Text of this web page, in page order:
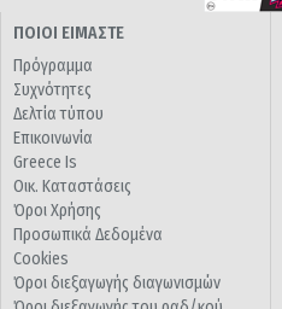
ΠΟΙΟΙ ΕΙΜΑΣΤΕ
Πρόγραμμα
Συχνότητες
Δελτία τύπου
Επικοινωνία
Greece Is
Οικ. Καταστάσεις
Όροι Χρήσης
Προσωπικά Δεδομένα
Cookies
Όροι διεξαγωγής διαγωνισμών